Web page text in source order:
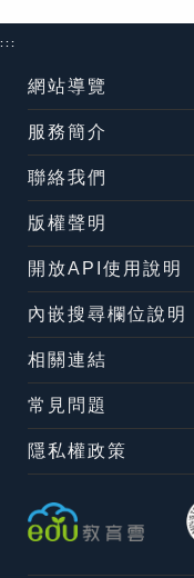
:::
網站導覽
服務簡介
聯絡我們
版權聲明
開放API使用說明
內嵌搜尋欄位說明
相關連結
常見問題
隱私權政策